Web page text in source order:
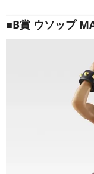
■B賞 ウソップ